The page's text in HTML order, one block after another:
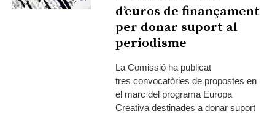
d’euros de finançament
per donar suport al
periodisme
La Comissió ha publicat
tres convocatòries de propostes en
el marc del programa Europa
Creativa destinades a donar suport